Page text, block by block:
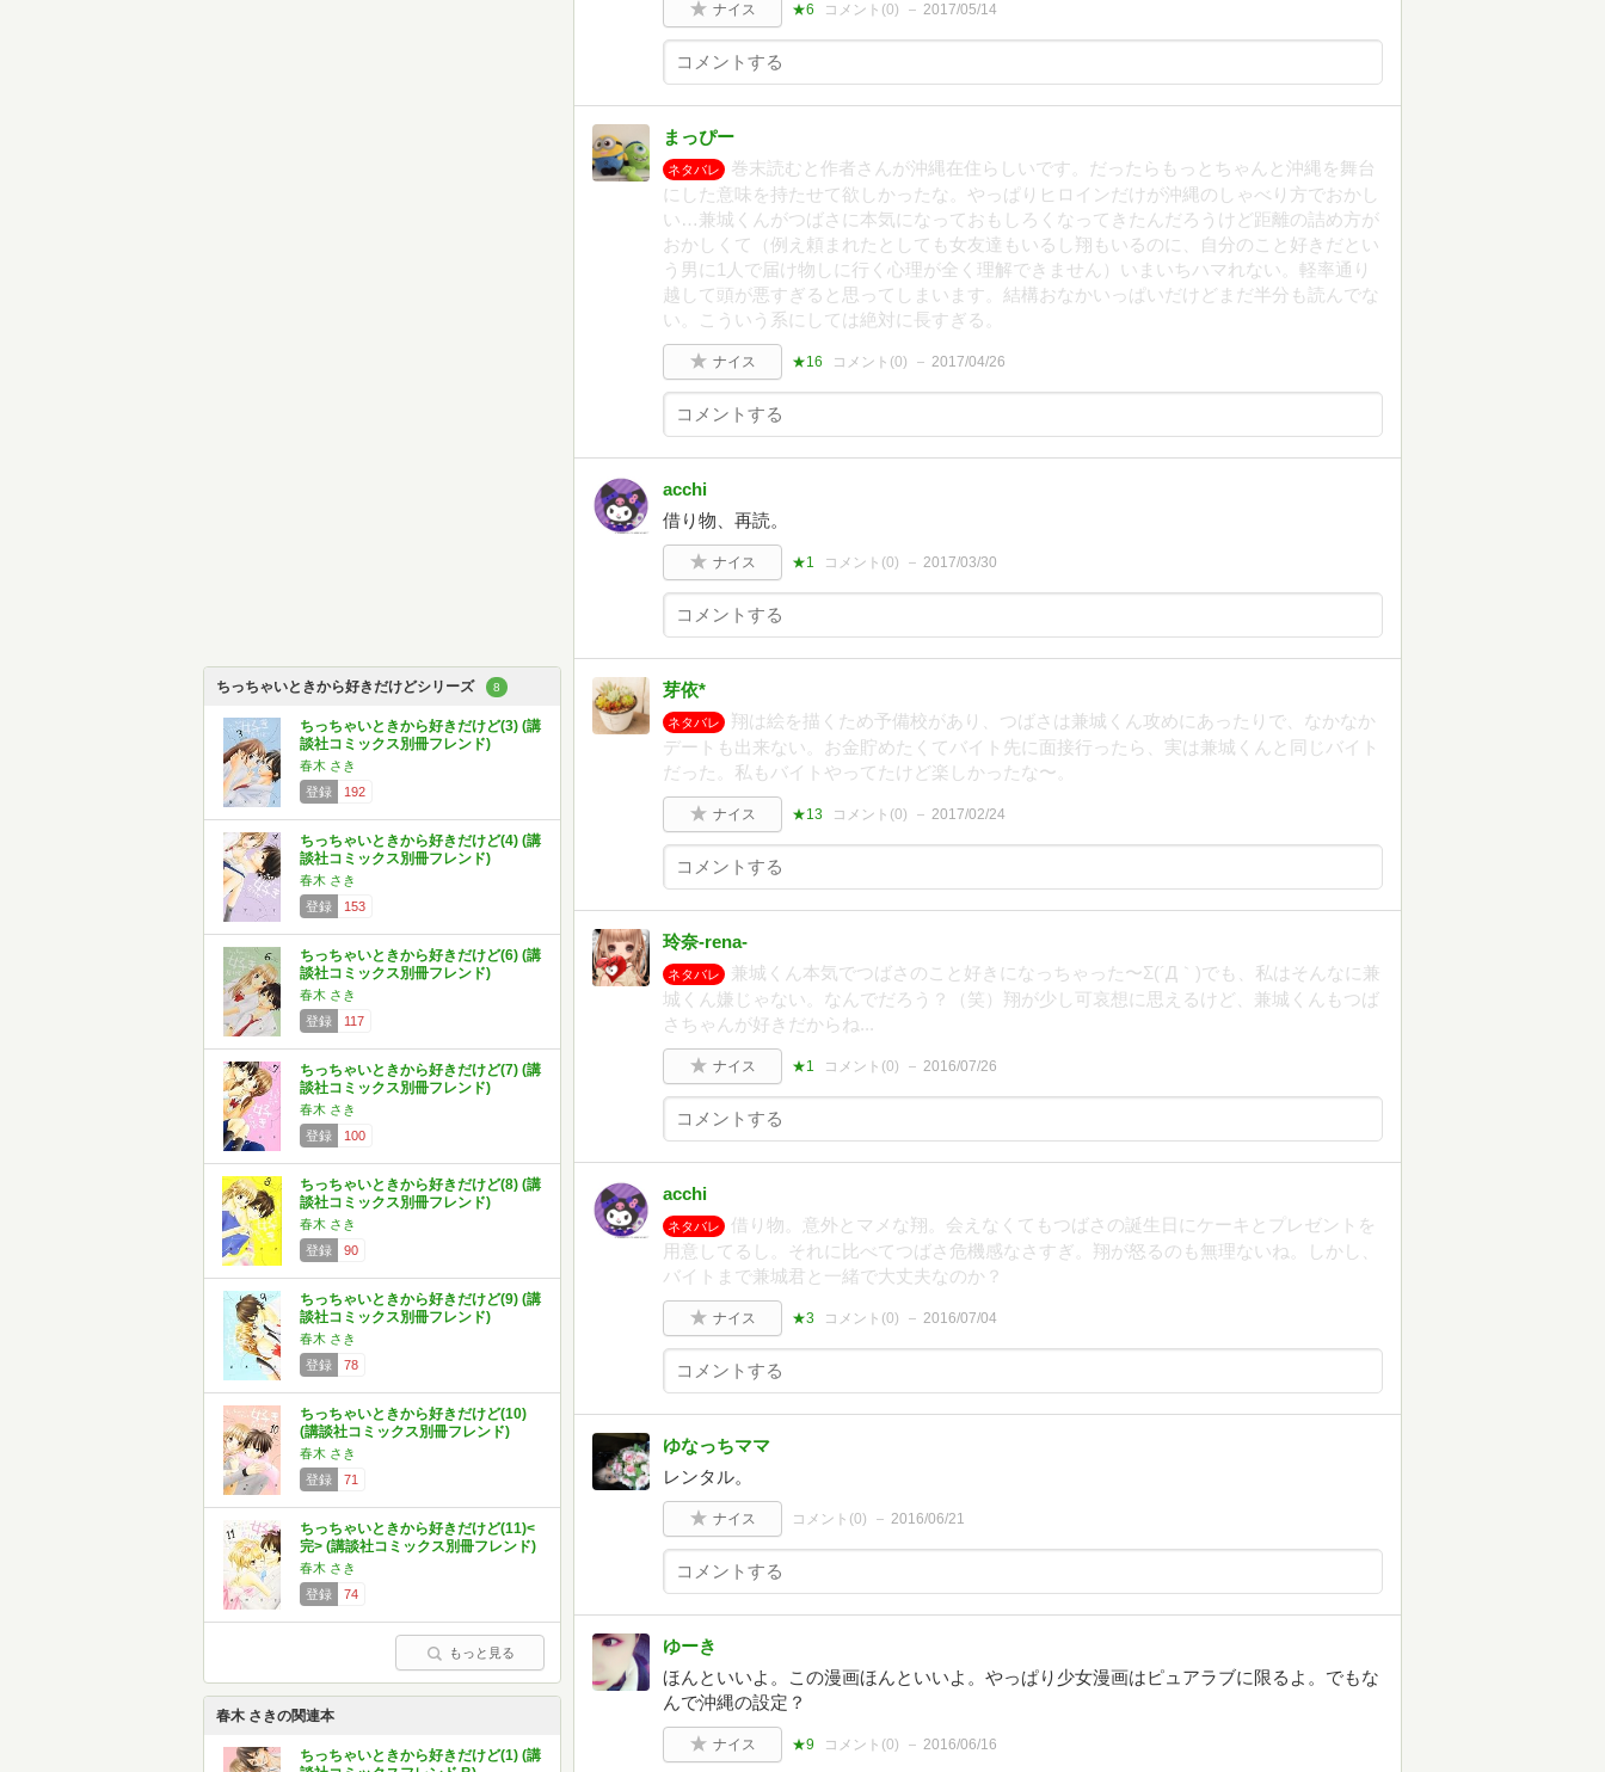
ちっちゃいときから好きだけどシリーズ 8
ちっちゃいときから好きだけど(3) (講
談社コミックス別冊フレンド)
春木 さき
登録
192
ちっちゃいときから好きだけど(4) (講
談社コミックス別冊フレンド)
春木 さき
登録
153
ちっちゃいときから好きだけど(6) (講
談社コミックス別冊フレンド)
春木 さき
登録
117
ちっちゃいときから好きだけど(7) (講
談社コミックス別冊フレンド)
春木 さき
登録
100
ちっちゃいときから好きだけど(8) (講
談社コミックス別冊フレンド)
春木 さき
登録
90
ちっちゃいときから好きだけど(9) (講
談社コミックス別冊フレンド)
春木 さき
登録
78
ちっちゃいときから好きだけど(10)
(講談社コミックス別冊フレンド)
春木 さき
登録
71
ちっちゃいときから好きだけど(11)<
完> (講談社コミックス別冊フレンド)
春木 さき
登録
74
もっと見る
春木 さきの関連本
ちっちゃいときから好きだけど(1) (講
ナイス ★6 コメント(0) 2017/05/14
まっぴー
ネタバレ
巻末読むと作者さんが沖縄在住らしいです。だったらもっとちゃんと沖縄を舞台
にした意味を持たせて欲しかったな。やっぱりヒロインだけが沖縄のしゃべり方でおかし
い…兼城くんがつばさに本気になっておもしろくなってきたんだろうけど距離の詰め方が
おかしくて（例え頼まれたとしても女友達もいるし翔もいるのに、自分のこと好きだとい
う男に1人で届け物しに行く心理が全く理解できません）いまいちハマれない。軽率通り
越して頭が悪すぎると思ってしまいます。結構おなかいっぱいだけどまだ半分も読んでな
い。こういう系にしては絶対に長すぎる。
ナイス ★16 コメント(0) 2017/04/26
acchi
借り物、再読。
ナイス ★1 コメント(0) 2017/03/30
芽依*
ネタバレ
翔は絵を描くため予備校があり、つばさは兼城くん攻めにあったりで、なかなか
デートも出来ない。お金貯めたくてバイト先に面接行ったら、実は兼城くんと同じバイト
だった。私もバイトやってたけど楽しかったな〜。
ナイス ★13 コメント(0) 2017/02/24
玲奈-rena-
ネタバレ
兼城くん本気でつばさのこと好きになっちゃった〜Σ(´Д｀)でも、私はそんなに兼
城くん嫌じゃない。なんでだろう？（笑）翔が少し可哀想に思えるけど、兼城くんもつば
さちゃんが好きだからね...
ナイス ★1 コメント(0) 2016/07/26
acchi
ネタバレ
借り物。意外とマメな翔。会えなくてもつばさの誕生日にケーキとプレゼントを
用意してるし。それに比べてつばさ危機感なさすぎ。翔が怒るのも無理ないね。しかし、
バイトまで兼城君と一緒で大丈夫なのか？
ナイス ★3 コメント(0) 2016/07/04
ゆなっちママ
レンタル。
ナイス コメント(0) 2016/06/21
ゆーき
ほんといいよ。この漫画ほんといいよ。やっぱり少女漫画はピュアラブに限るよ。でもな
んで沖縄の設定？
ナイス ★9 コメント(0) 2016/06/16